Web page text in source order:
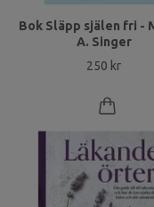
Bok Släpp själen fri -
A. Singer
250 kr